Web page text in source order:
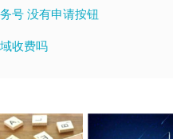
号 没有申请按钮
收费吗